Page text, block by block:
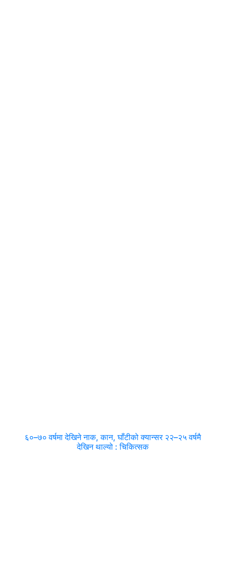
६०–७० वर्षमा देखिने नाक, कान, घाँटीको क्यान्सर २२–२५ वर्षमै
देखिन थाल्यो : चिकित्सक